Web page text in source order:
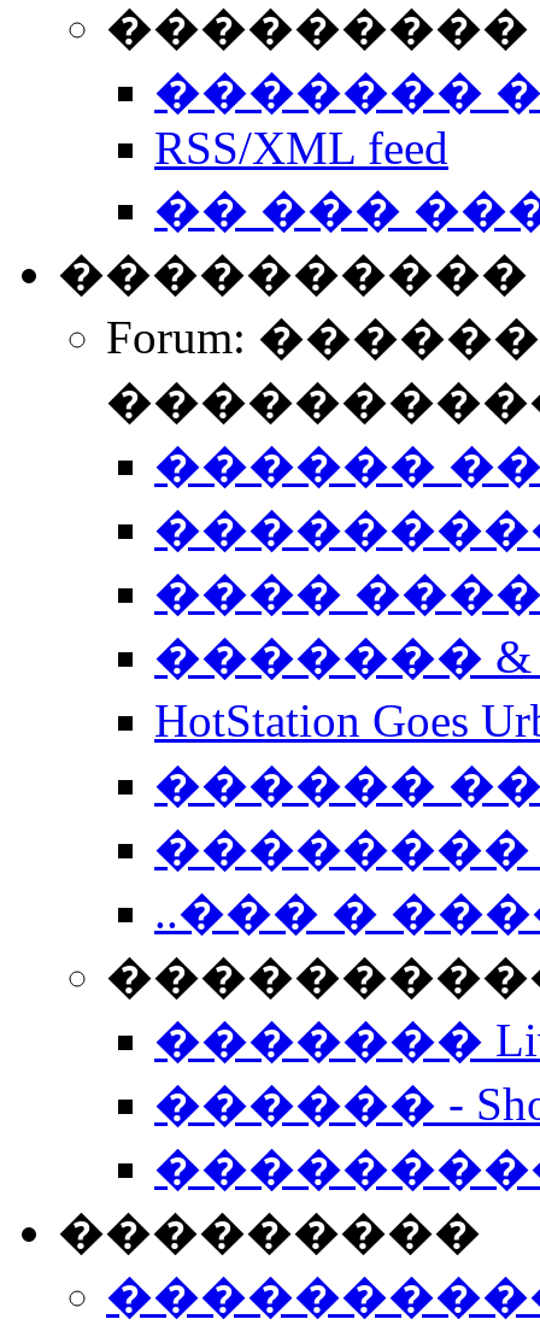
���������
�������
RSS/XML feed
�� ���
����������
Forum:
������
����
�������
HotStation
������
��������
..��� �
����������
�������
������ -
���������